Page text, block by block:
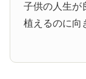
子供の人生が
植えるのに向